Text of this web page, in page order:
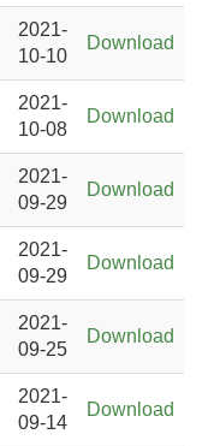
2021-
10-10
Download
2021-
10-08
Download
2021-
09-29
Download
2021-
09-29
Download
2021-
09-25
Download
2021-
09-14
Download